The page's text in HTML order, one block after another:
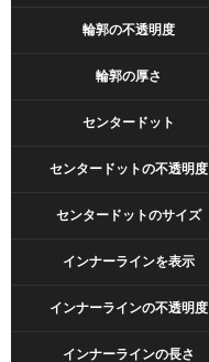
輪郭の不透明度
輪郭の厚さ
センタードット
センタードットの不透明度
センタードットのサイズ
インナーラインを表示
インナーラインの不透明度
インナーラインの長さ